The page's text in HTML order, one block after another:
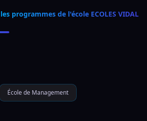
les programmes de l'école ECOLES VIDAL
École de Management